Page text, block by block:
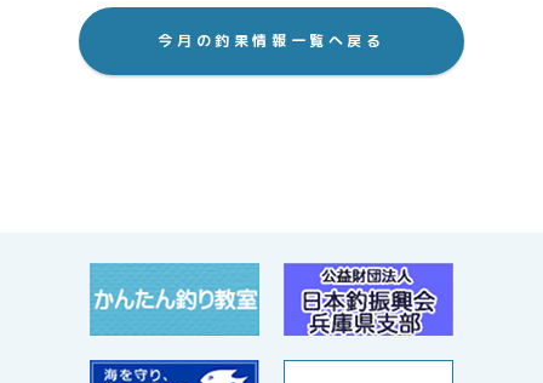
今月の釣果情報一覧へ戻る